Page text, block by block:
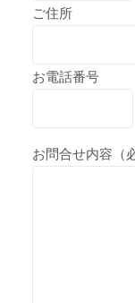
ご住所
お電話番号
お問合せ内容（